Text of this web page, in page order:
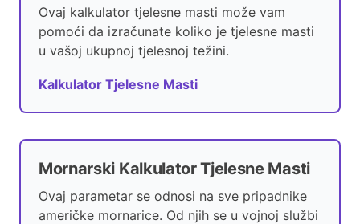
Ovaj kalkulator tjelesne masti može vam
pomoći da izračunate koliko je tjelesne masti
u vašoj ukupnoj tjelesnoj težini.
Kalkulator Tjelesne Masti
Mornarski Kalkulator Tjelesne Masti
Ovaj parametar se odnosi na sve pripadnike
američke mornarice. Od njih se u vojnoj službi